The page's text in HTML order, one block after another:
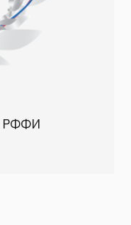
РФФИ